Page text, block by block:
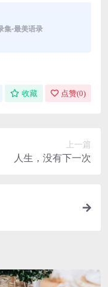
集-最美语录
收藏 点赞(0)
上一篇
人生，没有下一次